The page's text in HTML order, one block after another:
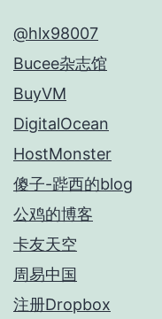
@hlx98007
Bucee杂志馆
BuyVM
DigitalOcean
HostMonster
傻子-跸西的blog
公鸡的博客
卡友天空
周易中国
注册Dropbox